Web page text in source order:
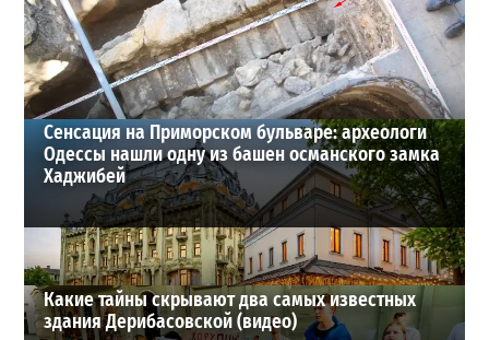
3
21-07-2026 в 19:23
ВИБОР РЕДАКЦИИ
Сенсация на Приморском бульваре: археологи
Одессы нашли одну из башен османского замка
Хаджибей
Какие тайны скрывают два самых известных
здания Дерибасовской (видео)